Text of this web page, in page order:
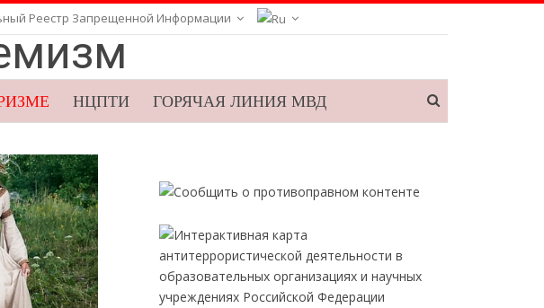
Реестр Запрещенной Информации
НЦПТИ ГОРЯЧАЯ ЛИНИЯ МВД